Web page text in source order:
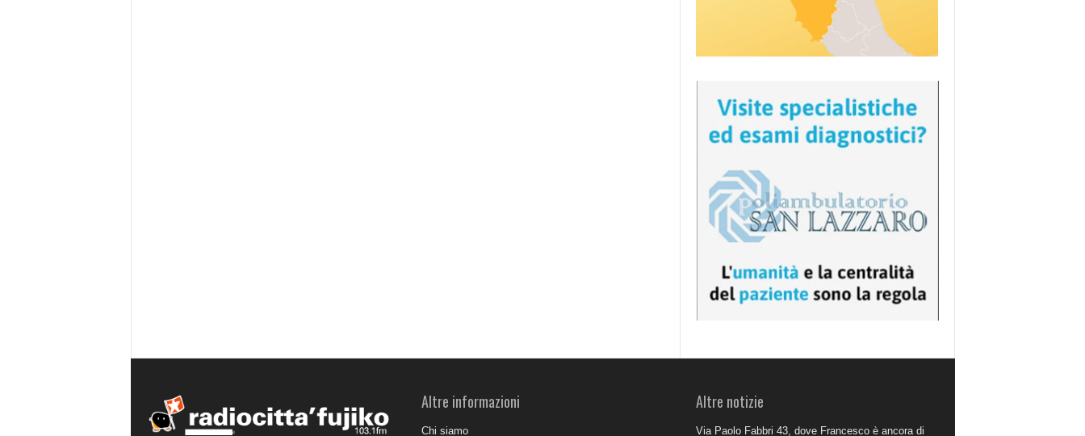
Altre informazioni
Chi siamo
Altre notizie
Via Paolo Fabbri 43, dove Francesco è ancora di